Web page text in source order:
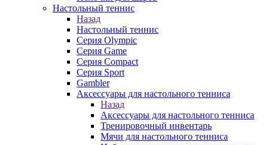
Настольный теннис
Назад
Настольный теннис
Серия Olympic
Серия Game
Серия Compact
Серия Sport
Gambler
Аксессуары для настольного тенниса
Назад
Аксессуары для настольного тенниса
Тренировочный инвентарь
Мячи для настольного тенниса